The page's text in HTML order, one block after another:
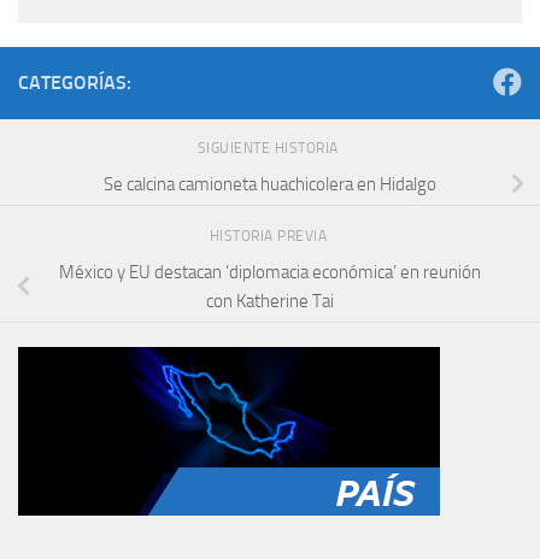
CATEGORÍAS:
SIGUIENTE HISTORIA
Se calcina camioneta huachicolera en Hidalgo
HISTORIA PREVIA
México y EU destacan ‘diplomacia económica’ en reunión
con Katherine Tai